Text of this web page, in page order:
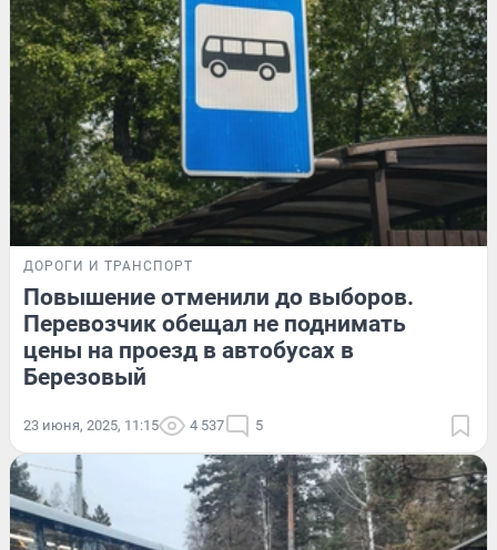
ДОРОГИ И ТРАНСПОРТ
Повышение отменили до выборов.
Перевозчик обещал не поднимать
цены на проезд в автобусах в
Березовый
23 июня, 2025, 11:15 4 537 5